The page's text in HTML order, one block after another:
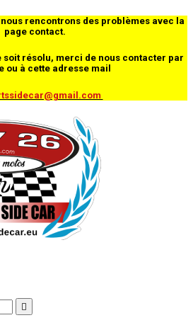
rencontrons des problèmes avec la
page contact.
soit résolu, merci de nous contacter par
ou à cette adresse mail
